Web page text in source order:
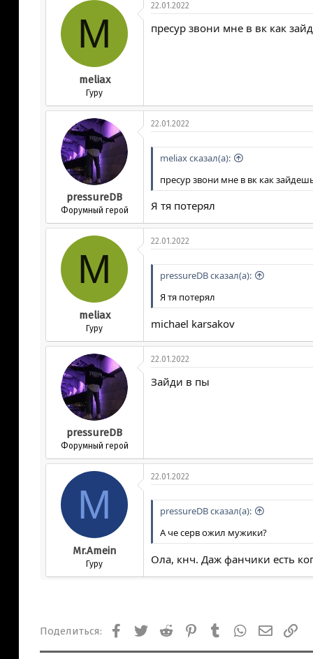
M
meliax
Гуру
22.01.2022
пресур звони мне в вк как
pressureDB
Форумный герой
22.01.2022
meliax сказал(а):
пресур звони мне в вк как
Я тя потерял
M
meliax
Гуру
22.01.2022
pressureDB сказал(а):
Я тя потерял
michael karsakov
pressureDB
Форумный герой
22.01.2022
Зайди в пы
M
Mr.Amein
Гуру
22.01.2022
pressureDB сказал(а):
А че серв ожил мужики?
Ола, кнч. Даж фанчики есть
Поделиться: Facebook
TwitterReddit Pinterest
TumblrWhatsApp